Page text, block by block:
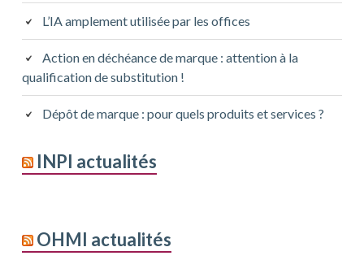
L’IA amplement utilisée par les offices
Action en déchéance de marque : attention à la
qualification de substitution !
Dépôt de marque : pour quels produits et services ?
INPI actualités
OHMI actualités